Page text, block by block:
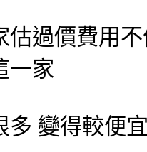
估過價費用
一家
多 變得較便